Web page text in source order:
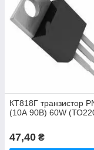
КТ818Г транзистор
(10А 90В) 60W
47,40 ₴